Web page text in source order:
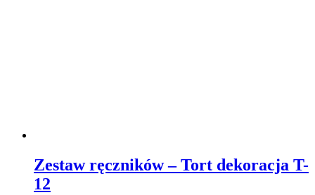
Zestaw ręczników – Tort dekoracja T-
12